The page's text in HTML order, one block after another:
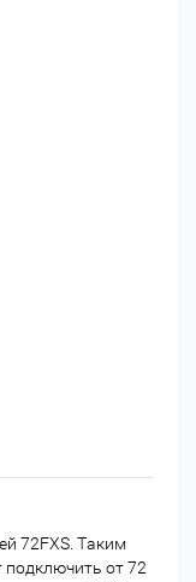
72FXS. Таким
подключить от 72